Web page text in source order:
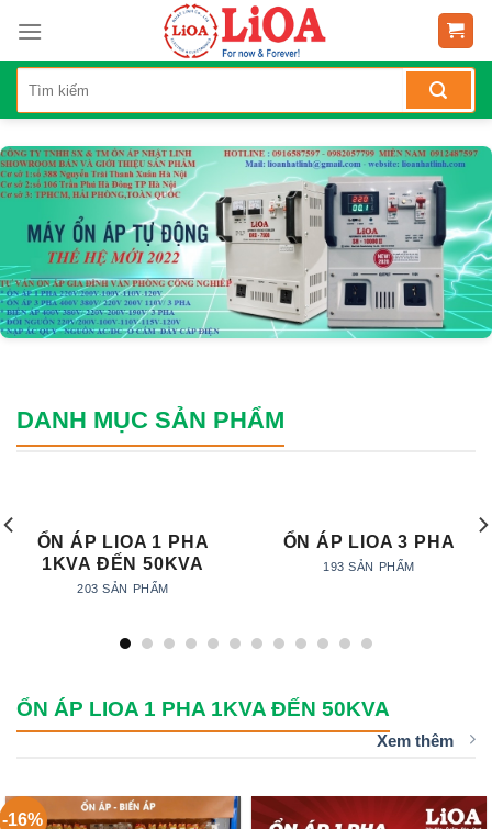
DANH MỤC SẢN PHẨM
ỔN ÁP LIOA 1 PHA
1KVA ĐẾN 50KVA
203 SẢN PHẨM
ỔN ÁP LIOA 3 PHA
193 SẢN PHẨM
ỔN ÁP LIOA 1 PHA 1KVA ĐẾN 50KVA
Xem thêm
-16%